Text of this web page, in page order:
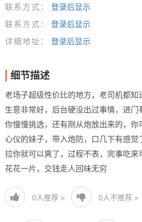
联系方式：
登录后显示
联系方式：
登录后显示
详细地址：
登录后显示
细节描述
老场子超级性价比的地方，老司机都知
生意非常好，后台硬没出过事情，进门
你慢慢挑选，还有刚从炮放出来的，你
心仪的妹子，带入炮防，口几下有感觉
拉你就可以爽了，过程不表，完事吃来
花花一片，交钱走人回味无穷
0人推荐 > 0人不推荐 >